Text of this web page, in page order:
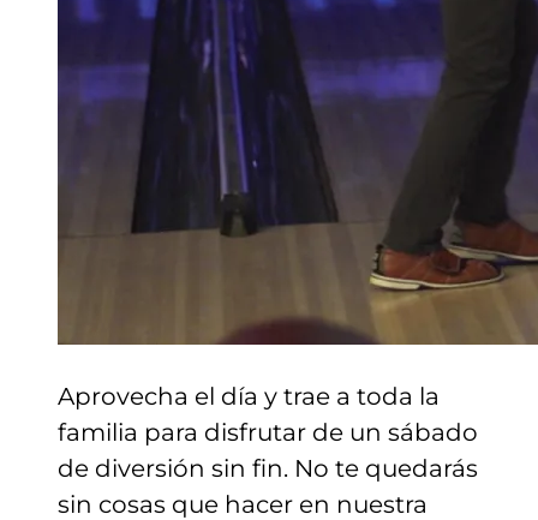
Aprovecha el día y trae a toda la
familia para disfrutar de un sábado
de diversión sin fin. No te quedarás
sin cosas que hacer en nuestra